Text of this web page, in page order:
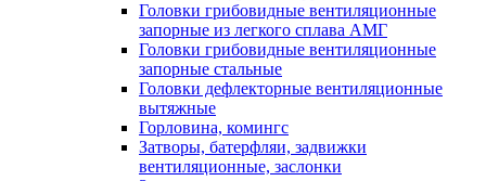
Головки грибовидные вентиляционные
запорные из легкого сплава АМГ
Головки грибовидные вентиляционные
запорные стальные
Головки дефлекторные вентиляционные
вытяжные
Горловина, комингс
Затворы, батерфляи, задвижки
вентиляционные, заслонки